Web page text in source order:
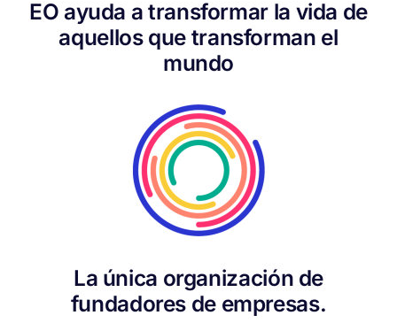
EO ayuda a transformar la vida de
aquellos que transforman el
mundo
La única organización de
fundadores de empresas.